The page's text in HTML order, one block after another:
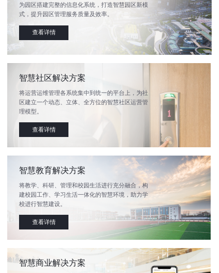
为园区搭建完整的信息化系统，打造智慧园区新模
式，提升园区管理服务质量及效率。
查看详情
智慧社区解决方案
将运营运维管理各系统集中到统一的平台上，为社
区建立一个动态、立体、全方位的智慧社区运营管
理模型。
查看详情
智慧教育解决方案
将教学、科研、管理和校园生活进行充分融合，构
建校园工作、学习生活一体化的智慧环境，助力学
校进行智慧建设。
查看详情
智慧商业解决方案